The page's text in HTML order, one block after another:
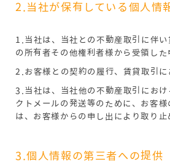
2.当社が保有している個人情
1.当社は、当社との不動産取引に伴
の所有者その他権利者様から受領し
2.お客様との契約の履行、賃貸取引に
3.当社は、当社他の不動産取引にお
クトメールの発送等のために、お客
は、お客様からの申し出により取り止
3.個人情報の第三者への提供